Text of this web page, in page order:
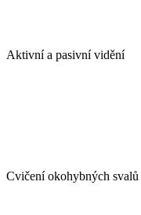
Aktivní a pasivní vidění
Cvičení okohybných svalů